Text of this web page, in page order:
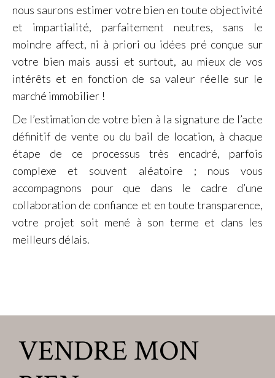
nous saurons estimer votre bien en toute objectivité
et impartialité, parfaitement neutres, sans le
moindre affect, ni à priori ou idées pré conçue sur
votre bien mais aussi et surtout, au mieux de vos
intérêts et en fonction de sa valeur réelle sur le
marché immobilier !
De l’estimation de votre bien à la signature de l’acte
définitif de vente ou du bail de location, à chaque
étape de ce processus très encadré, parfois
complexe et souvent aléatoire ; nous vous
accompagnons pour que dans le cadre d’une
collaboration de confiance et en toute transparence,
votre projet soit mené à son terme et dans les
meilleurs délais.
VENDRE MON